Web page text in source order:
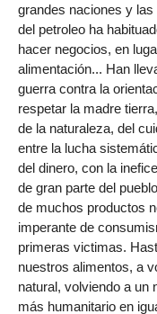
grandes naciones y
del petroleo ha
hacer negocios, en
alimentación... Han
guerra contra la
respetar la madre
de la naturaleza, del
entre la lucha
del dinero, con la
de gran parte del
de muchos productos
imperante de
primeras victimas.
nuestros alimentos, a
natural, volviendo a un
más humanitario en